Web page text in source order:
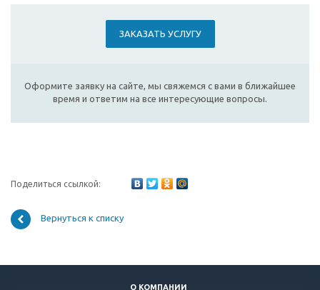
ЗАКАЗАТЬ УСЛУГУ
Оформите заявку на сайте, мы свяжемся с вами в ближайшее
время и ответим на все интересующие вопросы.
Поделиться ссылкой:
Вернуться к списку
О КОМПАНИИ